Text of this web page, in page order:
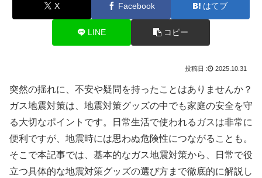
X Facebook はてブ
LINE コピー
2025.10.31
突然の揺れに、不安や疑問を持ったことはありませんか？
ガス地震対策は、地震対策グッズの中でも家庭の安全を守
る大切なポイントです。日常生活で使われるガスは非常に
便利ですが、地震時には思わぬ危険性につながることも。
そこで本記事では、基本的なガス地震対策から、日常で役
立つ具体的な地震対策グッズの選び方まで徹底的に解説し